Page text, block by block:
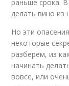
раньше срока.
делать вино из
Но эти
некоторые
разберем, из
начинать
вовсе, или